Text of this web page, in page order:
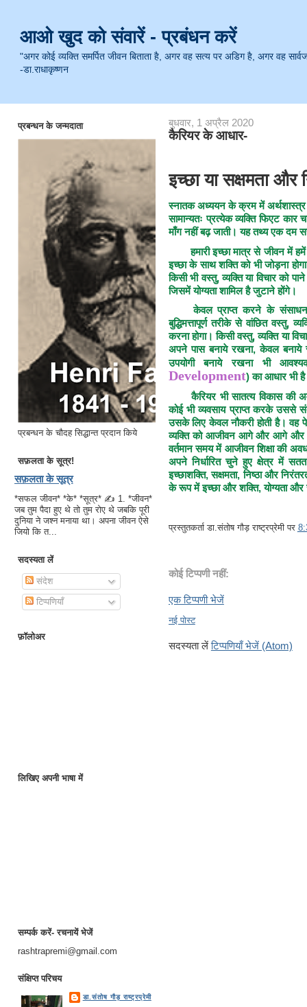
आओ खुद को संवारें - प्रबंधन करें
"अगर कोई व्यक्ति समर्पित जीवन बिताता है, अगर वह सत्य पर अडिग है, अगर वह
-डा.राधाकृष्णन
प्रबन्धन के जन्मदाता
प्रबन्धन के चौदह सिद्धान्त प्रदान किये
सफ़लता के सूत्र!
सफ़लता के सूत्र
*सफल जीवन* *के* *सूत्र* ✍ 1. *जीवन*
जब तुम पैदा हुए थे तो तुम रोए थे जबकि पूरी
दुनिया ने जश्न मनाया था। अपना जीवन ऐसे
जियो कि त...
सदस्यता लें
संदेश
टिप्पणियाँ
फ़ॉलोअर
लिखिए अपनी भाषा में
सम्पर्क करें- रचनायें भेजें
rashtrapremi@gmail.com
संक्षिप्त परिचय
डा.संतोष गौड़ राष्ट्रप्रेमी
बुधवार, 1 अप्रैल 2020
कैरियर के आधार-
इच्छा या सक्षमता और
स्नातक अध्ययन के क्रम में अर्थशास्त्र
सामान्यतः प्रत्येक व्यक्ति फिएट कार
माँग नहीं बढ़ जाती। यह तथ्य एक दम
हमारी इच्छा मात्र से जीवन में
इच्छा के साथ शक्ति को भी जोड़ना
किसी भी वस्तु, व्यक्ति या विचार
जिसमें योग्यता शामिल है जुटाने होंगे।
केवल प्राप्त करने के संसाधन
बुद्धिमत्तापूर्ण तरीके से वांछित वस्तु,
करना होगा। किसी वस्तु, व्यक्ति या
अपने पास बनाये रखना, केवल बनाये
उपयोगी बनाये रखना भी
Development) का आधार भी
कैरियर भी सातत्य विकास की
कोई भी व्यवसाय प्राप्त करके उससे
उसके लिए केवल नौकरी होती है। वह
व्यक्ति को आजीवन आगे और आगे और
वर्तमान समय में आजीवन शिक्षा की
अपने निर्धारित चुने हुए क्षेत्र में
इच्छाशक्ति, सक्षमता, निष्ठा और
के रूप में इच्छा और शक्ति, योग्यता और
प्रस्तुतकर्ताडा.संतोष गौड़ राष्ट्रप्रेमी पर
कोई टिप्पणी नहीं:
एक टिप्पणी भेजें
नई पोस्ट
सदस्यता लेंटिप्पणियाँ भेजें (Atom)